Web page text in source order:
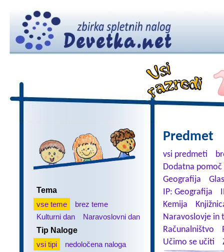
Tema
vse teme
brez teme
Kulturni dan
Naravoslovni dan
Tip Naloge
vsi tipi
nedoločena naloga
Predmet
vsi predmeti
Dodatna
Geografija
IP: Geografija
Kemija
Naravoslovje in
Računalništvo
Učimo se učiti